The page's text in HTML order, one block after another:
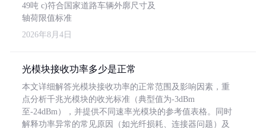
49吨 c)符合国家道路车辆外廓尺寸及
轴荷限值标准
2026年8月4日
光模块接收功率多少是正常
本文详细解答光模块接收功率的正常范围及影响因素，重
点分析千兆光模块的收光标准（典型值为-3dBm
至-24dBm），并提供不同速率光模块的参考值表格。同时
解释功率异常的常见原因（如光纤损耗、连接器问题）及